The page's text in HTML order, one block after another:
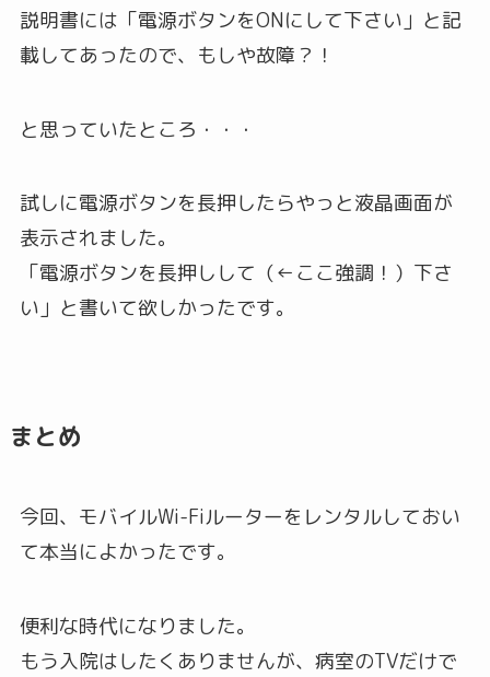
説明書には「電源ボタンをONにして下さい」と記
載してあったので、もしや故障？！
と思っていたところ・・・
試しに電源ボタンを長押したらやっと液晶画面が
表示されました。
「電源ボタンを長押しして（←ここ強調！）下さ
い」と書いて欲しかったです。
まとめ
今回、モバイルWi-Fiルーターをレンタルしておい
て本当によかったです。
便利な時代になりました。
もう入院はしたくありませんが、病室のTVだけで